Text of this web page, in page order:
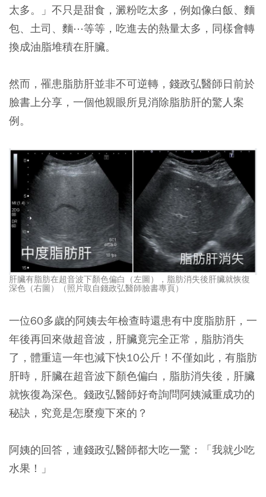
太多。」不只是甜食，澱粉吃太多，例如像白飯、麵
包、土司、麵⋯等等，吃進去的熱量太多，同樣會轉
換成油脂堆積在肝臟。
然而，罹患脂肪肝並非不可逆轉，錢政弘醫師日前於
臉書上分享，一個他親眼所見消除脂肪肝的驚人案
例。
肝臟有脂肪在超音波下顏色偏白（左圖），脂肪消失後肝臟就恢復
深色（右圖）（照片取自錢政弘醫師臉書專頁）
一位60多歲的阿姨去年檢查時還患有中度脂肪肝，一
年後再回來做超音波，肝臟竟完全正常，脂肪消失
了，體重這一年也減下快10公斤！不僅如此，有脂肪
肝時，肝臟在超音波下顏色偏白，脂肪消失後，肝臟
就恢復為深色。錢政弘醫師好奇詢問阿姨減重成功的
秘訣，究竟是怎麼瘦下來的？
阿姨的回答，連錢政弘醫師都大吃一驚：
「我就少吃
水果！」